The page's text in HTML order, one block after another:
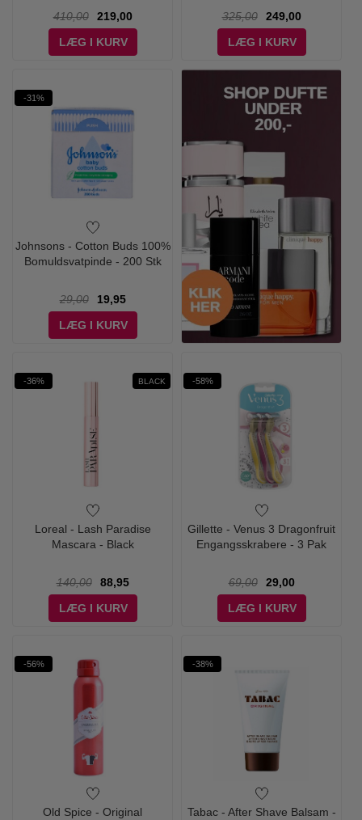
410,00
219,00
LÆG I KURV
325,00
249,00
LÆG I KURV
-31%
Johnsons - Cotton Buds 100%
Bomuldsvatpinde - 200 Stk
29,00
19,95
LÆG I KURV
-36% BLACK
Loreal - Lash Paradise
Mascara - Black
140,00
88,95
LÆG I KURV
-58%
Gillette - Venus 3 Dragonfruit
Engangsskrabere - 3 Pak
69,00
29,00
LÆG I KURV
-56%
Old Spice - Original
-38%
Tabac - After Shave Balsam -